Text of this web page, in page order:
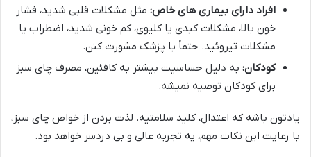
افراد دارای بیماری های خاص: مثل مشکلات قلبی شدید، فشار
خون بالا، مشکلات کبدی یا کلیوی، کم خونی شدید، اضطراب یا
مشکلات تیروئید. حتماً با پزشک مشورت کنن.
کودکان: به دلیل حساسیت بیشتر به کافئین، مصرف چای سبز
برای کودکان توصیه نمیشه.
یادتون باشه که اعتدال، کلید سلامتیه. لذت بردن از خواص چای سبز،
با رعایت این نکات مهم، یه تجربه عالی و بی دردسر خواهد بود.